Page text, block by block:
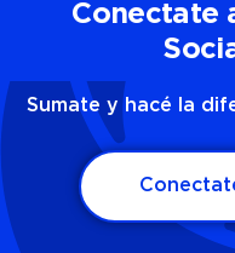
Conectate
Sumate y hacé la